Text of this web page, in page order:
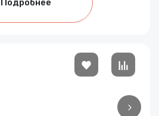
Подробнее